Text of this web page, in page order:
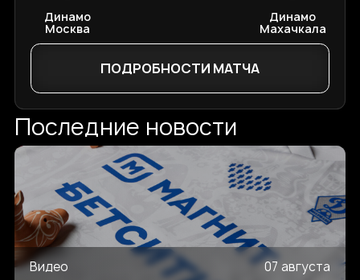
Динамо
Москва
Динамо
Махачкала
ПОДРОБНОСТИ МАТЧА
Последние новости
Видео 07 августа